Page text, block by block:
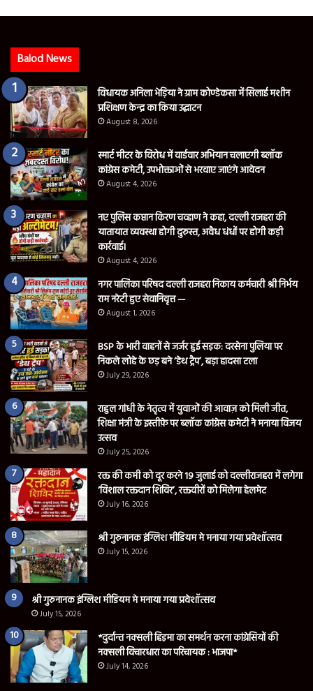
Balod News
विधायक अनिला भेड़िया ने ग्राम कोण्डेकसा में सिलाई मशीन
प्रशिक्षण केन्द्र का किया उद्घाटन
August 8, 2026
स्मार्ट मीटर के विरोध में वार्डवार अभियान चलाएगी ब्लॉक
कांग्रेस कमेटी, उपभोक्ताओं से भरवाए जाएंगे आवेदन
August 4, 2026
नए पुलिस कप्तान किरण चव्हाण ने कहा, दल्ली राजहरा की
यातायात व्यवस्था होगी दुरुस्त, अवैध धंधों पर होगी कड़ी
कार्रवाई।
August 4, 2026
नगर पालिका परिषद दल्ली राजहरा निकाय कर्मचारी श्री निर्भय
राम नरेटी हुए सेवानिवृत्त —
August 1, 2026
BSP के भारी वाहनों से जर्जर हुई सड़क: दरसेना पुलिया पर
निकले लोहे के छड़ बने ‘डेथ ट्रैप’, बड़ा हादसा टला
July 29, 2026
राहुल गांधी के नेतृत्व में युवाओं की आवाज़ को मिली जीत,
शिक्षा मंत्री के इस्तीफ़े पर ब्लॉक कांग्रेस कमेटी ने मनाया विजय
उत्सव
July 25, 2026
रक्त की कमी को दूर करने 19 जुलाई को दल्लीराजहरा में लगेगा
‘विशाल रक्तदान शिविर’, रक्तवीरों को मिलेगा हेलमेट
July 16, 2026
श्री गुरुनानक इंग्लिश मीडियम मे मनाया गया प्रवेशॉत्सव
July 15, 2026
श्री गुरुनानक इंग्लिश मीडियम मे मनाया गया प्रवेशॉत्सव
July 15, 2026
*दुर्दान्त नक्सली हिड़मा का समर्थन करना कांग्रेसियों की
नक्सली विचारधारा का परिचायक : भाजपा*
July 14, 2026